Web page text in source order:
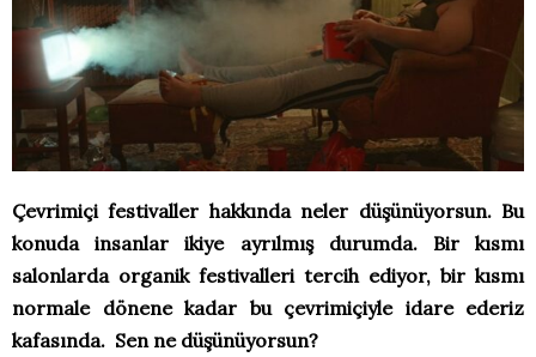
Çevrimiçi festivaller hakkında neler düşünüyorsun. Bu
konuda insanlar ikiye ayrılmış durumda. Bir kısmı
salonlarda organik festivalleri tercih ediyor, bir kısmı
normale dönene kadar bu çevrimiçiyle idare ederiz
kafasında. Sen ne düşünüyorsun?